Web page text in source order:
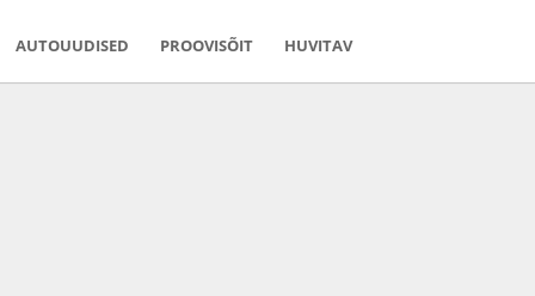
AUTOUUDISED PROOVISÕIT HUVITAV